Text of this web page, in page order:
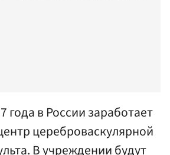
года в России заработает
цереброваскулярной
В учреждении будут